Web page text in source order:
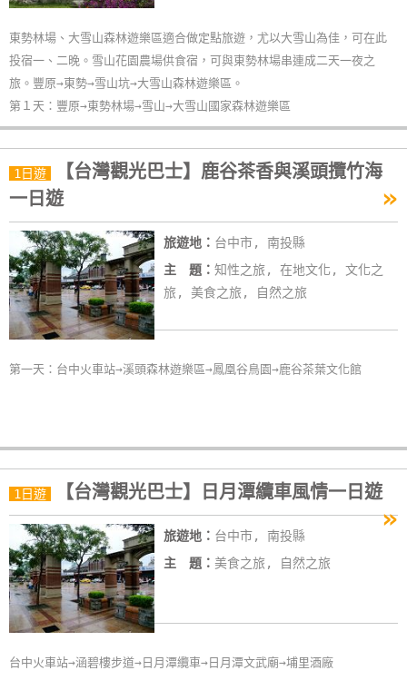
單
管
理
會
員
帳
戶
客
服
聯
絡
線
上
客
紅
利
查
詢
東勢林場、大雪山森林遊樂區適合做定點旅遊，尤以大雪山為佳，可在此
投宿一、二晚。雪山花園農場供食宿，可與東勢林場串連成二天一夜之
旅。豐原→東勢→雪山坑→大雪山森林遊樂區。
第１天：豐原→東勢林場→雪山→大雪山國家森林遊樂區
1日遊
【台灣觀光巴士】鹿谷茶香與溪頭攬竹海
一日遊
»
旅遊地： 台中市, 南投縣
主 題： 知性之旅, 在地文化, 文化之
旅, 美食之旅, 自然之旅
第一天：台中火車站→溪頭森林遊樂區→鳳凰谷鳥園→鹿谷茶葉文化館
1日遊 【台灣觀光巴士】日月潭纜車風情一日遊
»
旅遊地： 台中市, 南投縣
主 題： 美食之旅, 自然之旅
台中火車站→涵碧樓步道→日月潭纜車→日月潭文武廟→埔里酒廠